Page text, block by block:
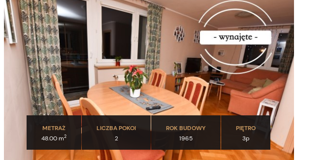
METRAŻ
48.00 m2
LICZBA POKOI
2
ROK BUDOWY
1965
PIĘTRO
3p